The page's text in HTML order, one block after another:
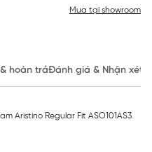
Mua tại showroom
hoàn trảĐánh giá & Nhận xét
Aristino Regular Fit ASO101AS3